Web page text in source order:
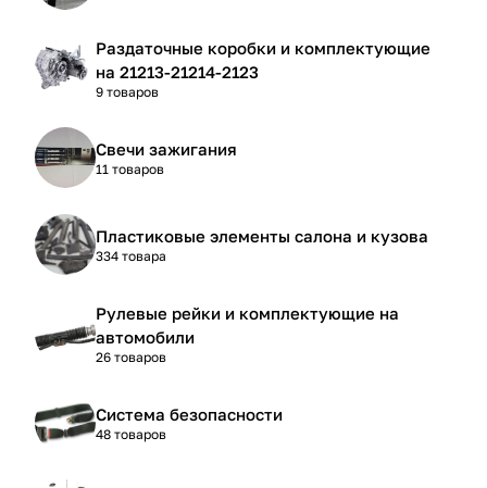
Раздаточные коробки и комплектующие
на 21213-21214-2123
9 товаров
Свечи зажигания
11 товаров
Пластиковые элементы салона и кузова
334 товара
Рулевые рейки и комплектующие на
автомобили
26 товаров
Система безопасности
48 товаров